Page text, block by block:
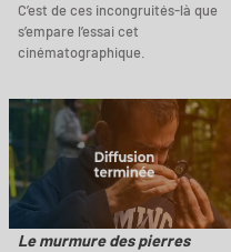
C’est de ces incongruités-là que
s’empare l’essai cet
cinématographique.
Le murmure des pierres